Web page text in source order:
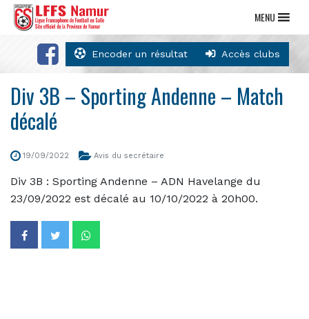
Encoder un résultat Accès clubs
MENU
Div 3B – Sporting Andenne – Match
décalé
19/09/2022 Avis du secrétaire
Div 3B : Sporting Andenne – ADN Havelange du
23/09/2022 est décalé au 10/10/2022 à 20h00.